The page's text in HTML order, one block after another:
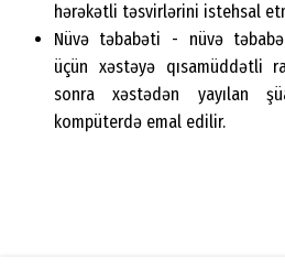
hərəkətli təsvirlərini istehsal
Nüvə təbabəti - nüvə
üçün xəstəyə qısamüddətli
sonra xəstədən yayılan
kompüterdə emal edilir.